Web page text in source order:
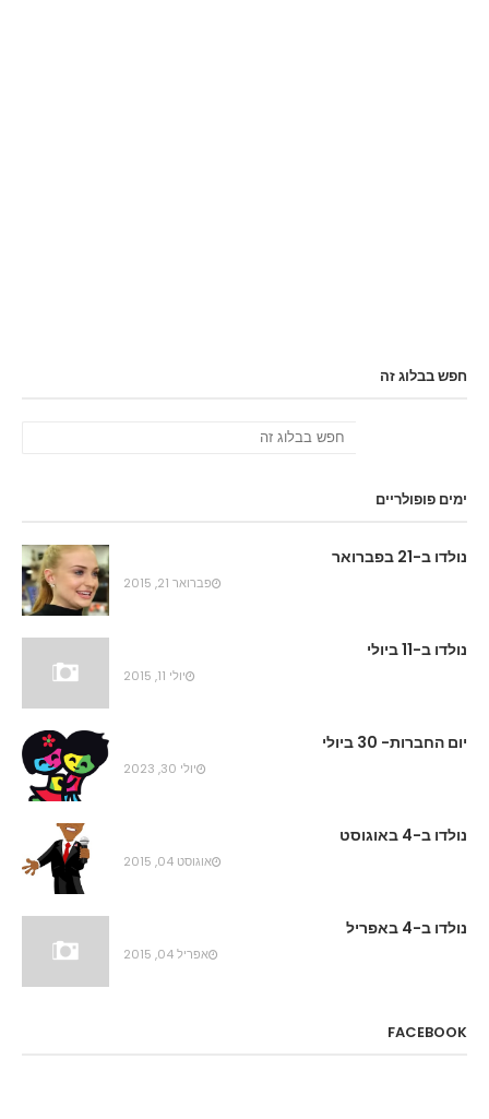
חפש בבלוג זה
ימים פופולריים
נולדו ב-21 בפברואר
פברואר 21, 2015
נולדו ב-11 ביולי
יולי 11, 2015
יום החברות- 30 ביולי
יולי 30, 2023
נולדו ב-4 באוגוסט
אוגוסט 04, 2015
נולדו ב-4 באפריל
אפריל 04, 2015
FACEBOOK